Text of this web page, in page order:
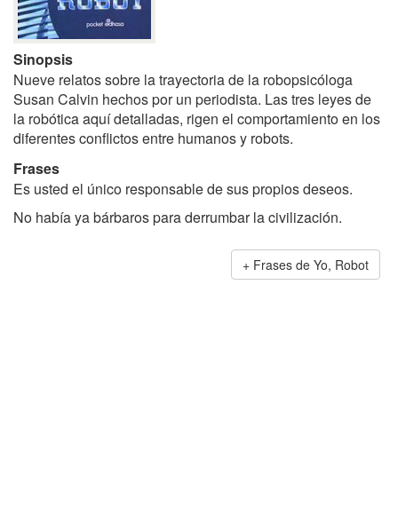
Sinopsis
Nueve relatos sobre la trayectoria de la robopsicóloga
Susan Calvin hechos por un periodista. Las tres leyes de
la robótica aquí detalladas, rigen el comportamiento en los
diferentes conflictos entre humanos y robots.
Frases
Es usted el único responsable de sus propios deseos.
No había ya bárbaros para derrumbar la civilización.
Frases de Yo, Robot